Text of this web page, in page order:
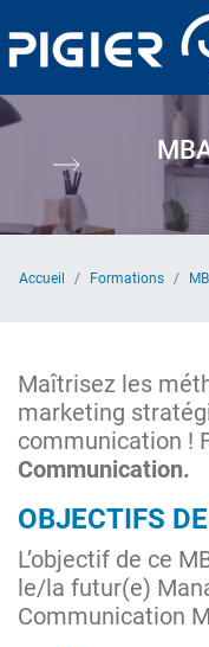
au
contenu
Accueil Formations
Maîtrisez les
marketing
communication !
Communication.
OBJECTIFS
L’objectif de ce
le/la futur(e)
Communication